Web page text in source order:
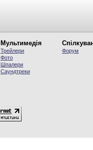
Мультимедія
Трейлери
Фото
Шпалери
Саундтреки
Форум